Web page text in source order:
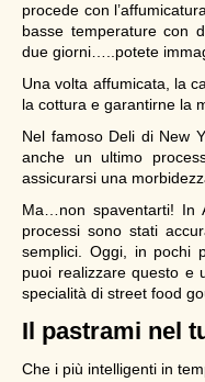
procede con
basse temperature con
due giorni…..potete
Una volta affumicata, la
la cottura e garantirne la
Nel famoso Deli di New
anche un ultimo
assicurarsi una
Ma…non spaventarti! In
processi sono stati
semplici. Oggi, in pochi
puoi realizzare questo e
specialità di street food
Il pastrami nel
Che i più intelligenti in